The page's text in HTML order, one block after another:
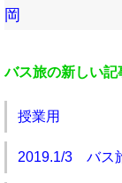
岡
バス旅の新しい記
授業用
2019.1/3 バス